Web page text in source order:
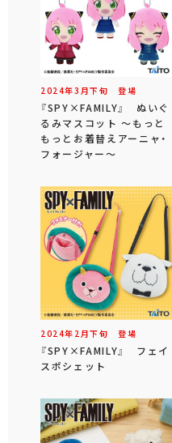
2024年3 月下旬 登場
『SPY×FAMILY』 ぬいぐ
るみマスコット ～もっと
もっとお着替えアーニャ・
フォージャー～
2024年 2 月下旬 登場
『SPY×FAMILY』 フェイ
スポシェット